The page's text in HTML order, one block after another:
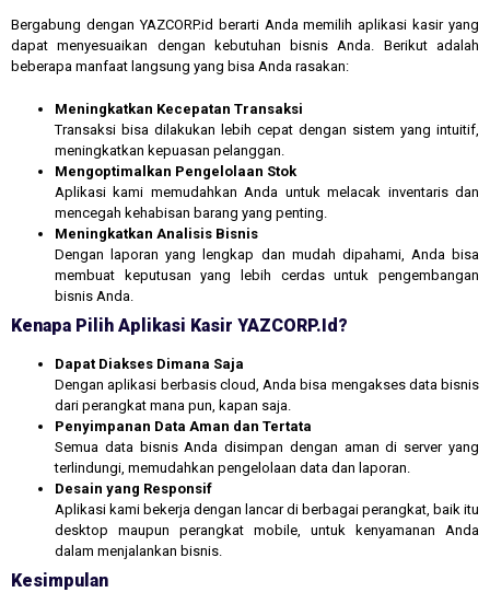
Bergabung dengan YAZCORP.id berarti Anda memilih aplikasi kasir yang
dapat menyesuaikan dengan kebutuhan bisnis Anda. Berikut adalah
beberapa manfaat langsung yang bisa Anda rasakan:
Meningkatkan Kecepatan Transaksi
Transaksi bisa dilakukan lebih cepat dengan sistem yang intuitif,
meningkatkan kepuasan pelanggan.
Mengoptimalkan Pengelolaan Stok
Aplikasi kami memudahkan Anda untuk melacak inventaris dan
mencegah kehabisan barang yang penting.
Meningkatkan Analisis Bisnis
Dengan laporan yang lengkap dan mudah dipahami, Anda bisa
membuat keputusan yang lebih cerdas untuk pengembangan
bisnis Anda.
Kenapa Pilih Aplikasi Kasir YAZCORP.id?
Dapat Diakses Dimana Saja
Dengan aplikasi berbasis cloud, Anda bisa mengakses data bisnis
dari perangkat mana pun, kapan saja.
Penyimpanan Data Aman dan Tertata
Semua data bisnis Anda disimpan dengan aman di server yang
terlindungi, memudahkan pengelolaan data dan laporan.
Desain yang Responsif
Aplikasi kami bekerja dengan lancar di berbagai perangkat, baik itu
desktop maupun perangkat mobile, untuk kenyamanan Anda
dalam menjalankan bisnis.
Kesimpulan